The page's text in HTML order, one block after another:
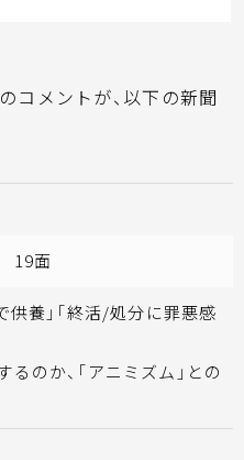
コメントが、以下の新聞
19面
供養」「終活/処分に罪悪感
のか、「アニミズム」との